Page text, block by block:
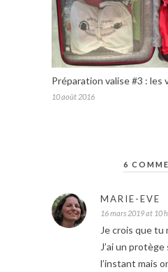
Préparation valise #3 : les
10 août 2016
6
MARIE-EVE
16 mars 2019 at 10
Je crois que tu
J’ai un
l’instant mais